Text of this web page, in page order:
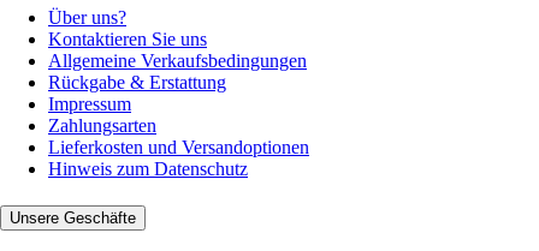
Über uns?
Kontaktieren Sie uns
Allgemeine Verkaufsbedingungen
Rückgabe & Erstattung
Impressum
Zahlungsarten
Lieferkosten und Versandoptionen
Hinweis zum Datenschutz
Unsere Geschäfte